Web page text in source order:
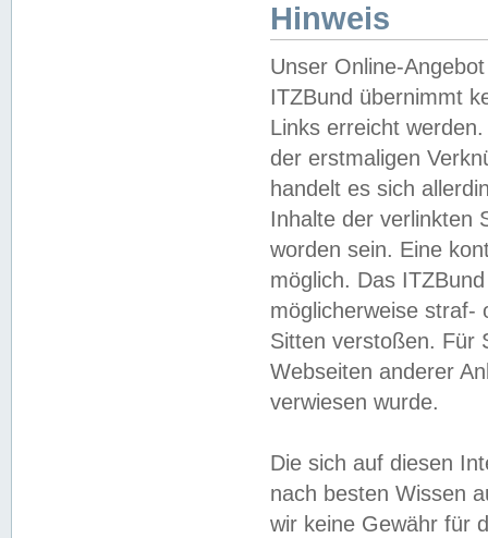
Hinweis
Unser Online-
ITZBund übernimmt
Links erreicht
der erstmaligen
handelt es sich
Inhalte der verlinkten
worden sein. Eine
möglich. Das
möglicherweise straf-
Sitten verstoßen. Für
Webseiten anderer
verwiesen wurde.
Die sich auf diesen
nach besten Wissen
wir keine Gewähr für